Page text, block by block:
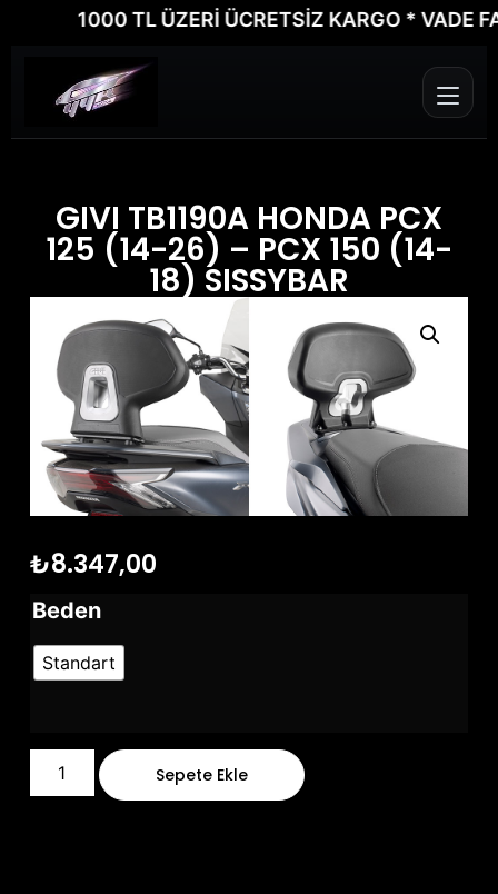
1000 TL ÜZERİ ÜCRETSİZ KARGO * VADE
GIVI TB1190A HONDA PCX
125 (14-26) – PCX 150 (14-
18) SISSYBAR
₺8.347,00
Beden
Standart
Sepete Ekle